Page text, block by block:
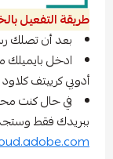
بالخطوات:
تصلك رسالة من أدوبي
مباشرة ثم
كلاود
كنت محمل البرامج
وستجد جميع
creativecloud.ado